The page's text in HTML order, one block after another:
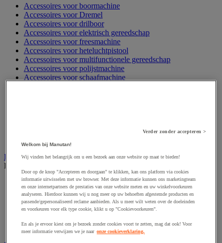
Accessoires voor boormachine
Accessoires voor Dremel
Accessoires voor drilboor
Accessoires voor elektrisch gereedschap
Accessoires voor freesmachine
Accessoires voor heteluchtpistool
Accessoires voor multifunctionele gereedschap
Accessoires voor polijstmachine
Accessoires voor schaafmachine
Elektrische toebehoren en verlichting
Bekijk de hele productgroep
Accessoires voor elektrisch schakelpaneel
Batterij, oplader en kabel
Elektrische kabel
Elektrische uitrusting
Wandcontactdoos en schakelaar
Verder zonder accepteren >
Welkom bij Manutan!
Wij vinden het belangrijk om u een bezoek aan onze website op maat te bieden!
Door op de knop "Accepteren en doorgaan" te klikken, kan ons platform via cookies
informatie uitwisselen met uw browser. Met deze informatie kunnen ons marketingteam
en onze internetpartners de prestaties van onze website meten en uw winkelvoorkeuren
analyseren. Hierdoor kunnen wij u nog meer op uw behoeften afgestemde producten en
passende/gepersonaliseerd reclame aanbieden. Als u meer wilt weten over de doeleinden
en voorkeuren voor elk type cookie, klikt u op "Cookievoorkeuren".
En als je ervoor kiest om je bezoek zonder cookies voort te zetten, mag dat ook! Voor
meer informatie verwijzen we je naar onze cookieverklaring.